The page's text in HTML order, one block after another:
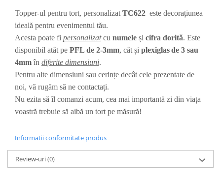
Maghiara
Spaniola
Germana
Italiana
Franceza
Slovaca
Diverse
Toppere Flori
Oferte (Cake Toppers)
Oferte (Toppere Flori)
Pachete Inedite
Topper-ul pentru tort, personalizat TC622 este decorațiunea
ideală pentru evenimentul tău.
Acesta poate fi personalizatcu numele și cifra dorită. Este
disponibil atât pe PFL de 2-3mm, cât și plexiglasde 3 sau
4mmîn diferite dimensiuni.
Pentru alte dimensiuni sau cerințe decât cele prezentate de
noi, vă rugăm să ne contactați.
Nu ezita să îl comanzi acum, cea mai importantă zi din viața
voastră trebuie să aibă un tort pe măsură!
Informatii conformitate produs
Review-uri(0)